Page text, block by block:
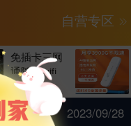
自营专区
免插卡三网
通随身wifi
无限流量移
WIFI ￥79
2023/09/28